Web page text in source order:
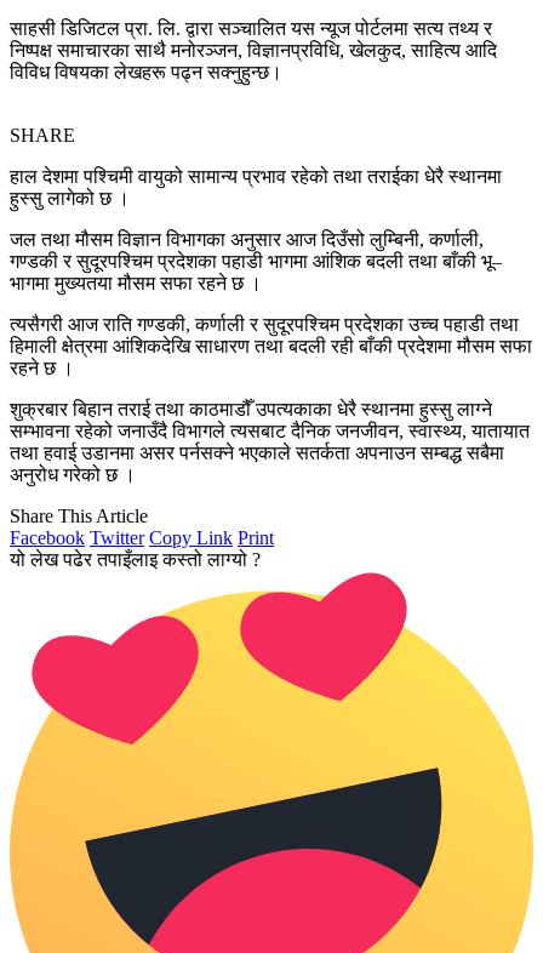
साहसी डिजिटल प्रा. लि. द्वारा सञ्चालित यस न्यूज पोर्टलमा सत्य तथ्य र
निष्पक्ष समाचारका साथै मनोरञ्जन, विज्ञानप्रविधि, खेलकुद, साहित्य आदि
विविध विषयका लेखहरू पढ्न सक्नुहुन्छ।
SHARE
हाल देशमा पश्चिमी वायुको सामान्य प्रभाव रहेको तथा तराईका धेरै स्थानमा
हुस्सु लागेको छ ।
जल तथा मौसम विज्ञान विभागका अनुसार आज दिउँसो लुम्बिनी, कर्णाली,
गण्डकी र सुदूरपश्चिम प्रदेशका पहाडी भागमा आंशिक बदली तथा बाँकी भू–
भागमा मुख्यतया मौसम सफा रहने छ ।
त्यसैगरी आज राति गण्डकी, कर्णाली र सुदूरपश्चिम प्रदेशका उच्च पहाडी तथा
हिमाली क्षेत्रमा आंशिकदेखि साधारण तथा बदली रही बाँकी प्रदेशमा मौसम सफा
रहने छ ।
शुक्रबार बिहान तराई तथा काठमाडौँ उपत्यकाका धेरै स्थानमा हुस्सु लाग्ने
सम्भावना रहेको जनाउँदै विभागले त्यसबाट दैनिक जनजीवन, स्वास्थ्य, यातायात
तथा हवाई उडानमा असर पर्नसक्ने भएकाले सतर्कता अपनाउन सम्बद्ध सबैमा
अनुरोध गरेको छ ।
Share This Article
Facebook Twitter Copy Link Print
यो लेख पढेर तपाइँलाइ कस्तो लाग्यो ?